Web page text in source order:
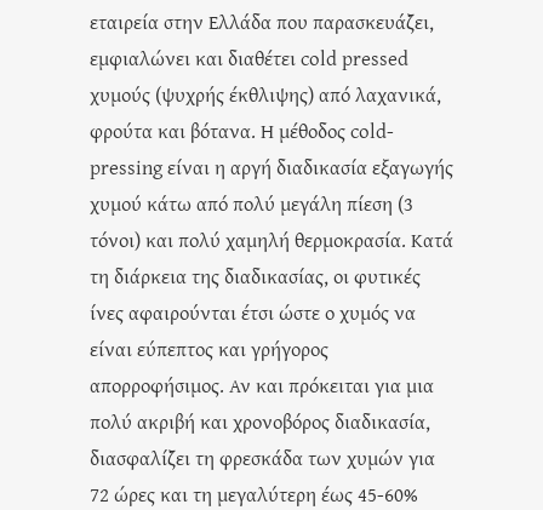
εταιρεία στην Ελλάδα που παρασκευάζει,
εμφιαλώνει και διαθέτει cold pressed
χυμούς (ψυχρής έκθλιψης) από λαχανικά,
φρούτα και βότανα. Η μέθοδος cold-
pressing είναι η αργή διαδικασία εξαγωγής
χυμού κάτω από πολύ μεγάλη πίεση (3
τόνοι) και πολύ χαμηλή θερμοκρασία. Κατά
τη διάρκεια της διαδικασίας, οι φυτικές
ίνες αφαιρούνται έτσι ώστε ο χυμός να
είναι εύπεπτος και γρήγορος
απορροφήσιμος. Αν και πρόκειται για μια
πολύ ακριβή και χρονοβόρος διαδικασία,
διασφαλίζει τη φρεσκάδα των χυμών για
72 ώρες και τη μεγαλύτερη έως 45-60%